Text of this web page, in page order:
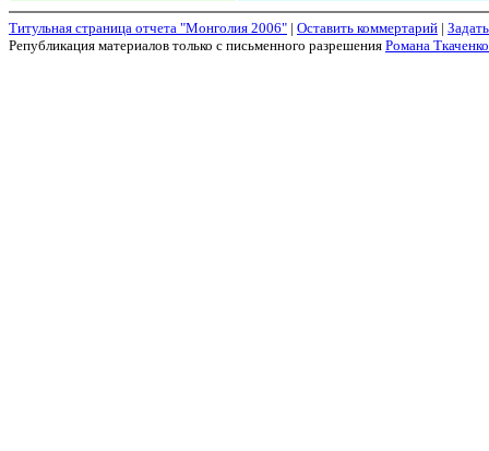
Титульная страница отчета "Монголия 2006" | Оставить коммертарий |
Републикация материалов только с письменного разрешения Романа Ткаченко